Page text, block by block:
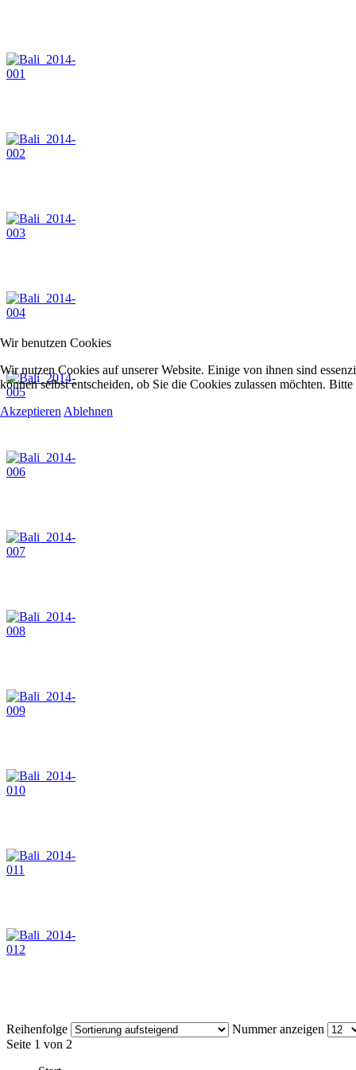
Reihenfolge
Nummer anzeigen
Seite 1 von 2
Wir benutzen Cookies
Wir nutzen Cookies auf unserer Website. Einige von ihnen sind
können selbst entscheiden, ob Sie die Cookies zulassen möchten.
Akzeptieren Ablehnen